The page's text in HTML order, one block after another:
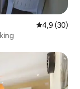
Évaluation
4,9 (30)